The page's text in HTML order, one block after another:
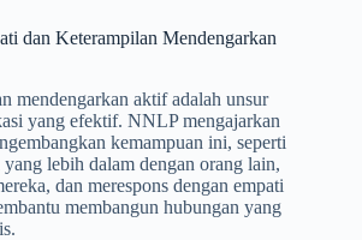
dan Keterampilan Mendengarkan
mendengarkan aktif adalah unsur
yang efektif. NNLP mengajarkan
kemampuan ini, seperti
lebih dalam dengan orang lain,
dan merespons dengan empati
membangun hubungan yang